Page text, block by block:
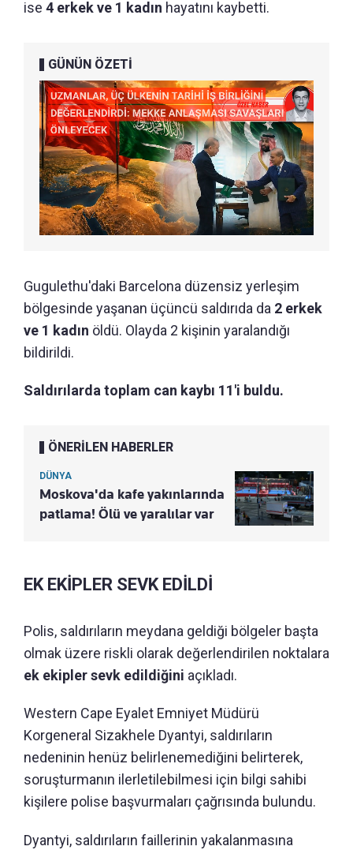
ise 4 erkek ve 1 kadın hayatını kaybetti.
GÜNÜN ÖZETİ
Gugulethu'daki Barcelona düzensiz yerleşim
bölgesinde yaşanan üçüncü saldırıda da 2 erkek
ve 1 kadın öldü. Olayda 2 kişinin yaralandığı
bildirildi.
Saldırılarda toplam can kaybı 11'i buldu.
ÖNERİLEN HABERLER
DÜNYA
Moskova'da kafe yakınlarında
patlama! Ölü ve yaralılar var
EK EKİPLER SEVK EDİLDİ
Polis, saldırıların meydana geldiği bölgeler başta
olmak üzere riskli olarak değerlendirilen noktalara
ek ekipler sevk edildiğini açıkladı.
Western Cape Eyalet Emniyet Müdürü
Korgeneral Sizakhele Dyantyi, saldırıların
nedeninin henüz belirlenemediğini belirterek,
soruşturmanın ilerletilebilmesi için bilgi sahibi
kişilere polise başvurmaları çağrısında bulundu.
Dyantyi, saldırıların faillerinin yakalanmasına